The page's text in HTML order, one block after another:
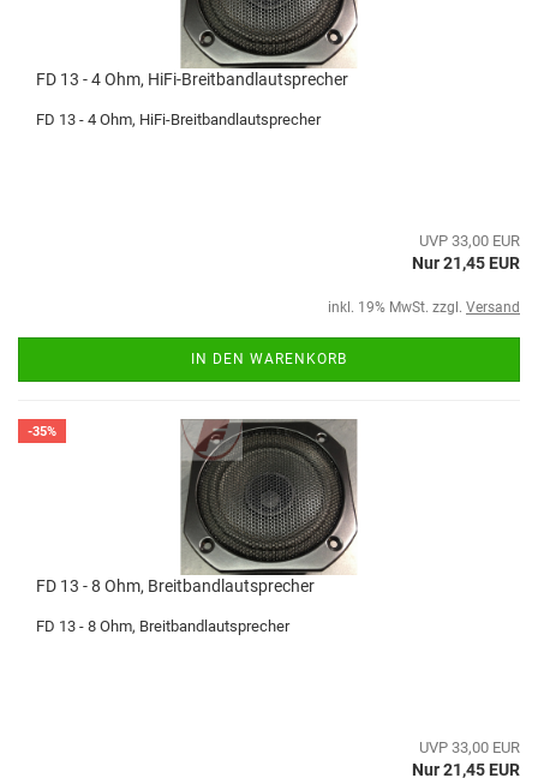
FD 13 - 4 Ohm, HiFi-Breitbandlautsprecher
FD 13 - 4 Ohm, HiFi-Breitbandlautsprecher
UVP 33,00 EUR
Nur 21,45 EUR
inkl. 19% MwSt. zzgl. Versand
IN DEN WARENKORB
-35%
FD 13 - 8 Ohm, Breitbandlautsprecher
FD 13 - 8 Ohm, Breitbandlautsprecher
UVP 33,00 EUR
Nur 21,45 EUR